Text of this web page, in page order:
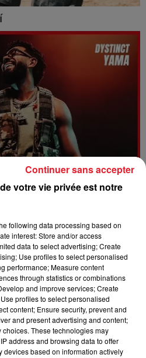
votre vie privée est notre
following data processing based on
interest: Store and/or access
data to select advertising; Create
Use profiles to select personalised
performance; Measure content
through statistics or combinations
and improve services; Create
profiles to select personalised
content; Ensure security, prevent and
and present advertising and content;
These technologies may
address and browsing data to offer
devices based on information actively
Continuer sans accepter